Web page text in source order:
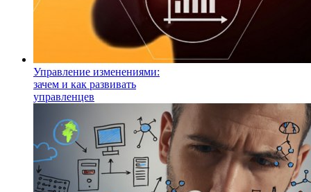
Управление изменениями:
зачем и как развивать
управленцев